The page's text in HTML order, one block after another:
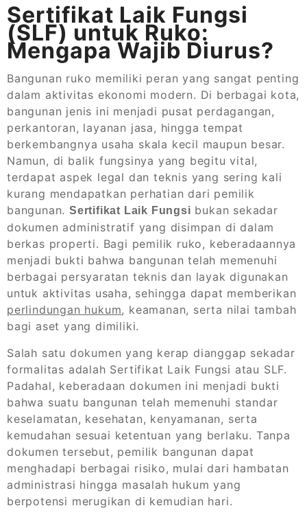
Sertifikat Laik Fungsi
(SLF) untuk Ruko:
Mengapa Wajib Diurus?
Bangunan ruko memiliki peran yang sangat penting
dalam aktivitas ekonomi modern. Di berbagai kota,
bangunan jenis ini menjadi pusat perdagangan,
perkantoran, layanan jasa, hingga tempat
berkembangnya usaha skala kecil maupun besar.
Namun, di balik fungsinya yang begitu vital,
terdapat aspek legal dan teknis yang sering kali
kurang mendapatkan perhatian dari pemilik
bangunan.Sertifikat Laik Fungsi bukan sekadar
dokumen administratif yang disimpan di dalam
berkas properti. Bagi pemilik ruko, keberadaannya
menjadi bukti bahwa bangunan telah memenuhi
berbagai persyaratan teknis dan layak digunakan
untuk aktivitas usaha, sehingga dapat memberikan
perlindungan hukum, keamanan, serta nilai tambah
bagi aset yang dimiliki.
Salah satu dokumen yang kerap dianggap sekadar
formalitas adalah Sertifikat Laik Fungsi atau SLF.
Padahal, keberadaan dokumen ini menjadi bukti
bahwa suatu bangunan telah memenuhi standar
keselamatan, kesehatan, kenyamanan, serta
kemudahan sesuai ketentuan yang berlaku. Tanpa
dokumen tersebut, pemilik bangunan dapat
menghadapi berbagai risiko, mulai dari hambatan
administrasi hingga masalah hukum yang
berpotensi merugikan di kemudian hari.